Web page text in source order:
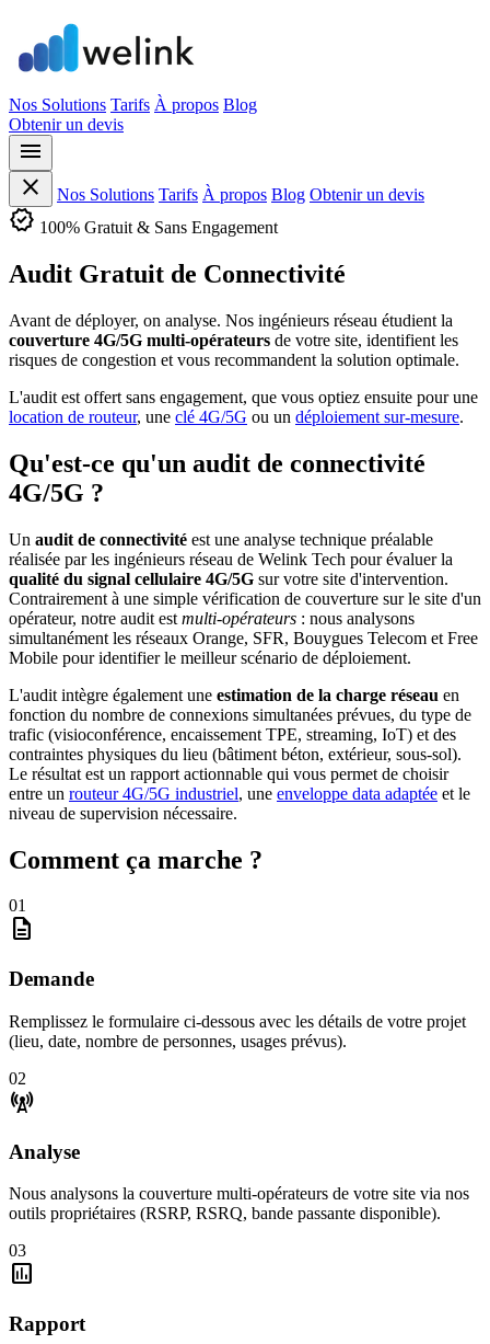
Nos Solutions Tarifs À propos Blog
Obtenir un devis
menu
close
Nos Solutions Tarifs À propos Blog Obtenir un devis
verified 100% Gratuit & Sans Engagement
Audit Gratuit de Connectivité
Avant de déployer, on analyse. Nos ingénieurs réseau étudient la
couverture 4G/5G multi-opérateurs de votre site, identifient les
risques de congestion et vous recommandent la solution optimale.
L'audit est offert sans engagement, que vous optiez ensuite pour une
location de routeur, une clé 4G/5G ou un déploiement sur-mesure.
Qu'est-ce qu'un audit de connectivité
4G/5G ?
Un audit de connectivité est une analyse technique préalable
réalisée par les ingénieurs réseau de Welink Tech pour évaluer la
qualité du signal cellulaire 4G/5G sur votre site d'intervention.
Contrairement à une simple vérification de couverture sur le site d'un
opérateur, notre audit est multi-opérateurs : nous analysons
simultanément les réseaux Orange, SFR, Bouygues Telecom et Free
Mobile pour identifier le meilleur scénario de déploiement.
L'audit intègre également une estimation de la charge réseau en
fonction du nombre de connexions simultanées prévues, du type de
trafic (visioconférence, encaissement TPE, streaming, IoT) et des
contraintes physiques du lieu (bâtiment béton, extérieur, sous-sol).
Le résultat est un rapport actionnable qui vous permet de choisir
entre un routeur 4G/5G industriel, une enveloppe data adaptée et le
niveau de supervision nécessaire.
Comment ça marche ?
01
description
Demande
Remplissez le formulaire ci-dessous avec les détails de votre projet
(lieu, date, nombre de personnes, usages prévus).
02
cell_tower
Analyse
Nous analysons la couverture multi-opérateurs de votre site via nos
outils propriétaires (RSRP, RSRQ, bande passante disponible).
03
assessment
Rapport